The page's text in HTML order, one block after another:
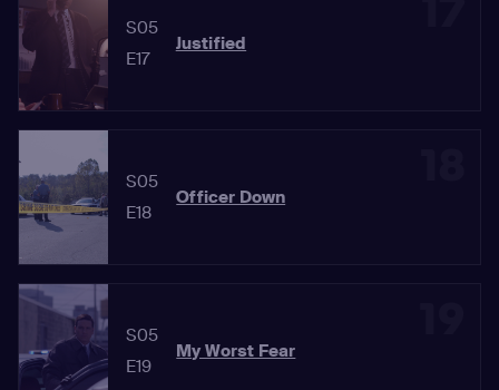
S05
E17
Justified
S05
E18
Officer Down
S05
E19
My Worst Fear